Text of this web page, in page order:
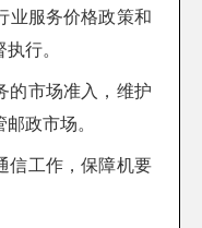
业服务价格政策和
行。
的市场准入，维护
政市场。
信工作，保障机要